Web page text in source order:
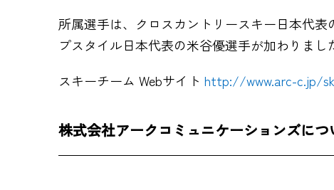
所属選手は、クロスカントリースキー日本代
プスタイル日本代表の米谷優選手が加わりまし
スキーチーム Webサイト http://www.arc-c.jp/
株式会社アークコミュニケーションズにつ